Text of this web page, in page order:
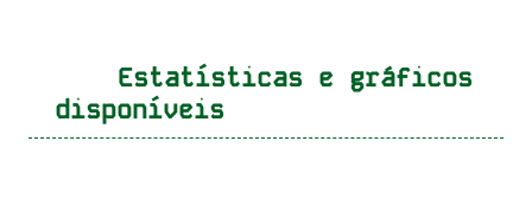
Estatísticas e gráficos
disponíveis